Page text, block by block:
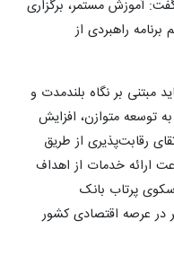
آموزش مستمر، برگزاری
راهبردی از
مبتنی بر نگاه بلندمدت و
توسعه متوازن، افزایش
رقابت‌پذیری از طریق
ارائه خدمات از اهداف
پرتاب بانک
در عرصه اقتصادی کشور